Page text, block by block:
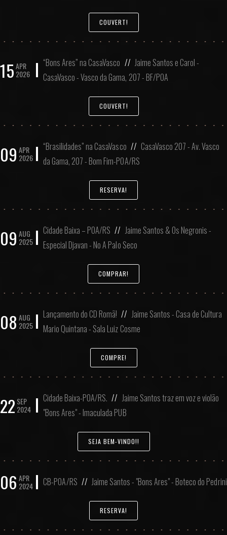
COUVERT!
15APR
2026
“Bons Ares” na CasaVasco // Jaime Santos e Carol -
CasaVasco - Vasco da Gama, 207 - BF/POA
COUVERT!
09 APR
2026
“Brasilidades” na CasaVasco // CasaVasco 207 - Av. Vasco
da Gama, 207 - Bom Fim-POA/RS
RESERVA!
09 AUG
2025
Cidade Baixa – POA/RS // Jaime Santos & Os Negronis -
Especial Djavan - No A Palo Seco
COMPRAR!
08 AUG
2025
Lançamento do CD Romã! // Jaime Santos - Casa de Cultura
Mario Quintana - Sala Luiz Cosme
COMPRE!
22 SEP
2024
Cidade Baixa-POA/RS. // Jaime Santos traz em voz e violão
"Bons Ares" - Imaculada PUB
SEJA BEM-VINDO!!
06 APR
2024 CB-POA/RS // Jaime Santos - "Bons Ares" - Boteco do Pedrini
RESERVA!